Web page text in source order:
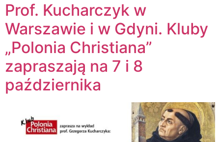
Prof. Kucharczyk w
Warszawie i w Gdyni. Kluby
„Polonia Christiana”
zapraszają na 7 i 8
października